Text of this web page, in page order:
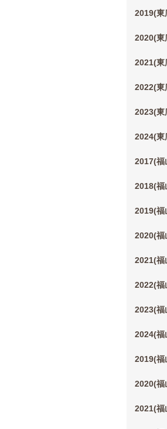
2019(東
2020(東
2021(東
2022(東
2023(東
2024(東
2017(福
2018(福
2019(福
2020(福
2021(福
2022(福
2023(福
2024(福
2019(福
2020(福
2021(福